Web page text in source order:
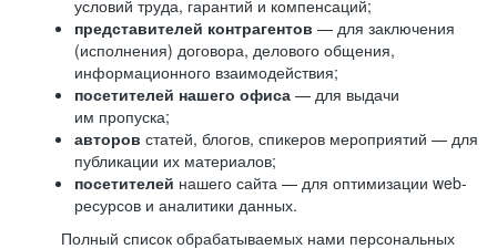
условий труда, гарантий и компенсаций;
представителей контрагентов — для заключения
(исполнения) договора, делового общения,
информационного взаимодействия;
посетителей нашего офиса — для выдачи
им пропуска;
авторов статей, блогов, спикеров мероприятий — для
публикации их материалов;
посетителей нашего сайта — для оптимизации web-
ресурсов и аналитики данных.
Полный список обрабатываемых нами персональных